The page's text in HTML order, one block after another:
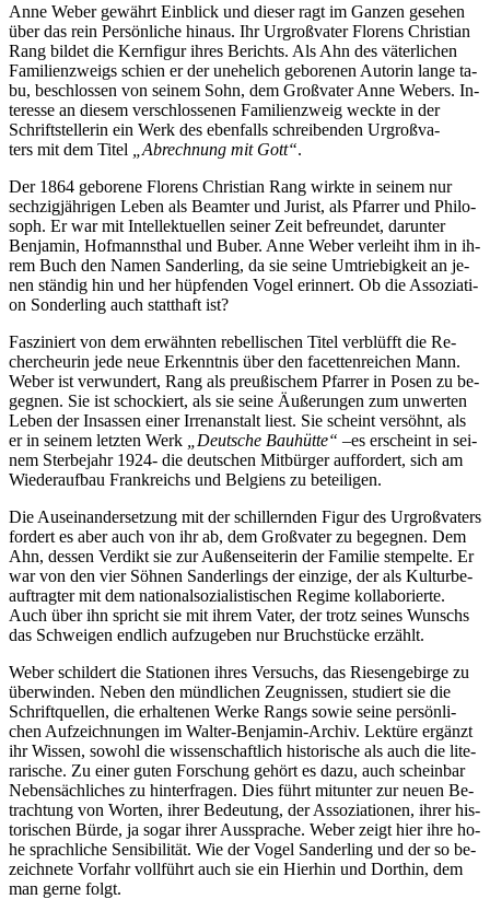
An­ne We­ber ge­währt Ein­blick und die­ser ragt im Gan­zen ge­se­hen
über das rein Per­sön­li­che hin­aus. Ihr Ur­groß­va­ter Flo­rens Chris­ti­an
Rang bil­det die Kern­fi­gur ih­res Be­richts. Als Ahn des vä­ter­li­chen
Fa­mi­li­en­zweigs schien er der un­ehe­lich ge­bo­re­nen Au­torin lan­ge ta­
bu, be­schlos­sen von sei­nem Sohn, dem Groß­va­ter An­ne We­bers. In­
ter­es­se an die­sem ver­schlos­se­nen Fa­mi­li­en­zweig weck­te in der
Schrift­stel­le­rin ein Werk des eben­falls schrei­ben­den Ur­groß­va­
ters mit dem Ti­tel
„Ab­rech­nung mit Gott“.
Der 1864 ge­bo­re­ne Flo­rens Chris­ti­an Rang wirk­te in sei­nem nur
sech­zig­jäh­ri­gen Le­ben als Be­am­ter und Ju­rist, als Pfar­rer und Phi­lo­
soph. Er war mit In­tel­lek­tu­el­len sei­ner Zeit be­freun­det, dar­un­ter
Ben­ja­min, Hof­manns­thal und Bu­ber. An­ne We­ber ver­leiht ihm in ih­
rem Buch den Na­men San­der­ling, da sie sei­ne Um­trie­big­keit an je­
nen stän­dig hin und her hüp­fen­den Vo­gel er­in­nert. Ob die As­so­zia­ti­
on Son­der­ling auch statt­haft ist?
Fas­zi­niert von dem er­wähn­ten re­bel­li­schen Ti­tel ver­blüfft die Re­
cher­cheu­rin je­de neue Er­kennt­nis über den fa­cet­ten­rei­chen Mann.
We­ber ist ver­wun­dert, Rang als preu­ßi­schem Pfar­rer in Po­sen zu be­
geg­nen. Sie ist scho­ckiert, als sie sei­ne Äu­ße­run­gen zum un­wer­ten
Le­ben der In­sas­sen ei­ner Ir­ren­an­stalt liest. Sie scheint ver­söhnt, als
er in sei­nem letz­ten Werk
„Deut­sche Bau­hüt­te“ –es er­scheint in sei­
nem Ster­be­jahr 1924- die deut­schen Mit­bür­ger auf­for­dert, sich am
Wie­der­auf­bau Frank­reichs und Bel­gi­ens zu beteiligen.
Die Aus­ein­an­der­set­zung mit der schil­lern­den Fi­gur des Ur­groß­va­ters
for­dert es aber auch von ihr ab, dem Groß­va­ter zu be­geg­nen. Dem
Ahn, des­sen Ver­dikt sie zur Au­ßen­sei­te­rin der Fa­mi­lie stem­pel­te. Er
war von den vier Söh­nen San­der­lings der ein­zi­ge, der als Kul­tur­be­
auf­trag­ter mit dem na­tio­nal­so­zia­lis­ti­schen Re­gime kol­la­bo­rier­te.
Auch über ihn spricht sie mit ih­rem Va­ter, der trotz sei­nes Wunschs
das Schwei­gen end­lich auf­zu­ge­ben nur Bruch­stü­cke erzählt.
We­ber schil­dert die Sta­tio­nen ih­res Ver­suchs, das Rie­sen­ge­bir­ge zu
über­win­den. Ne­ben den münd­li­chen Zeug­nis­sen, stu­diert sie die
Schrift­quel­len, die er­hal­te­nen Wer­ke Rangs so­wie sei­ne per­sön­li­
chen Auf­zeich­nun­gen im Wal­ter-Ben­ja­min-Ar­chiv. Lek­tü­re er­gänzt
ihr Wis­sen, so­wohl die wis­sen­schaft­lich his­to­ri­sche als auch die li­te­
ra­ri­sche. Zu ei­ner gu­ten For­schung ge­hört es da­zu, auch schein­bar
Ne­ben­säch­li­ches zu hin­ter­fra­gen. Dies führt mit­un­ter zur neu­en Be­
trach­tung von Wor­ten, ih­rer Be­deu­tung, der As­so­zia­tio­nen, ih­rer his­
to­ri­schen Bür­de, ja so­gar ih­rer Aus­spra­che. We­ber zeigt hier ih­re ho­
he sprach­li­che Sen­si­bi­li­tät. Wie der Vo­gel San­der­ling und der so be­
zeich­ne­te Vor­fahr voll­führt auch sie ein Hier­hin und Dort­hin, dem
man ger­ne folgt.